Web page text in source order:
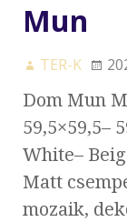
Mun
TER-K
Dom Mun
59,5×59,5–
White–
Matt
mozaik,